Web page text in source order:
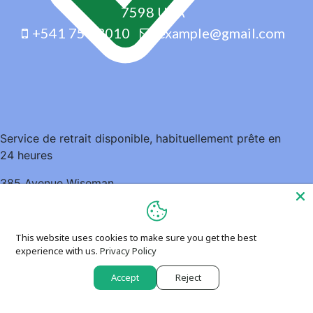
7598 USA
+541 754 3010
example@gmail.com
Service de retrait disponible, habituellement prête en
24 heures
385 Avenue Wiseman
5148952935
This website uses cookies to make sure you get the best
experience with us. Privacy Policy
Accept Reject